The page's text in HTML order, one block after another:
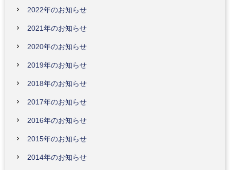
2022年のお知らせ
2021年のお知らせ
2020年のお知らせ
2019年のお知らせ
2018年のお知らせ
2017年のお知らせ
2016年のお知らせ
2015年のお知らせ
2014年のお知らせ